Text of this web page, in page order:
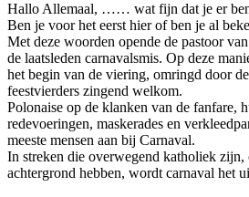
Hallo Allemaal, …… wat fijn dat je er
Ben je voor het eerst hier of ben je al
Met deze woorden opende de pastoor
de laatsleden carnavalsmis. Op deze
het begin van de viering, omringd door
feestvierders zingend welkom.
Polonaise op de klanken van de fanfare,
redevoeringen, maskerades en
meeste mensen aan bij Carnaval.
In streken die overwegend katholiek zijn,
achtergrond hebben, wordt carnaval het